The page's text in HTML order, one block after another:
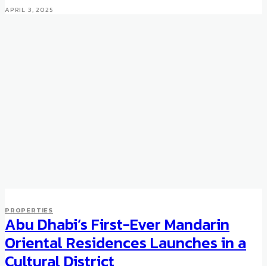
PROPERTIES
The Godfather Part II “Fleur du
Lac” Estate at Lake Tahoe
APRIL 3, 2025
PROPERTIES
Abu Dhabi’s First-Ever Mandarin
Oriental Residences Launches in a
Cultural District